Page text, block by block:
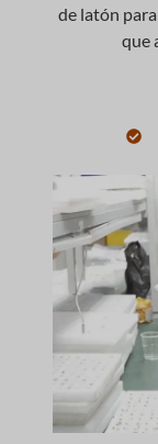
de latón
que